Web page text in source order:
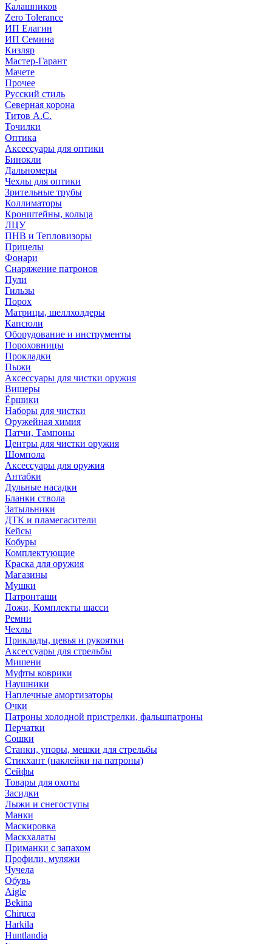
Калашников
Zero Tolerance
ИП Елагин
ИП Семина
Кизляр
Мастер-Гарант
Мачете
Прочее
Русский стиль
Северная корона
Титов А.С.
Точилки
Оптика
Аксессуары для оптики
Бинокли
Дальномеры
Чехлы для оптики
Зрительные трубы
Коллиматоры
Кронштейны, кольца
ЛЦУ
ПНВ и Тепловизоры
Прицелы
Фонари
Снаряжение патронов
Пули
Гильзы
Порох
Матрицы, шеллхолдеры
Капсюли
Оборудование и инструменты
Пороховницы
Прокладки
Пыжи
Аксессуары для чистки оружия
Вишеры
Ёршики
Наборы для чистки
Оружейная химия
Патчи, Тампоны
Центры для чистки оружия
Шомпола
Аксессуары для оружия
Антабки
Дульные насадки
Бланки ствола
Затыльники
ДТК и пламегасители
Кейсы
Кобуры
Комплектующие
Краска для оружия
Магазины
Мушки
Патронташи
Ложи, Комплекты шасси
Ремни
Чехлы
Приклады, цевья и рукоятки
Аксессуары для стрельбы
Мишени
Муфты коврики
Наушники
Наплечные амортизаторы
Очки
Патроны холодной пристрелки, фальшпатроны
Перчатки
Сошки
Станки, упоры, мешки для стрельбы
Стикхант (наклейки на патроны)
Сейфы
Товары для охоты
Засидки
Лыжи и снегоступы
Манки
Маскировка
Маскхалаты
Приманки с запахом
Профили, муляжи
Чучела
Обувь
Aigle
Bekina
Chiruсa
Harkila
Huntlandia